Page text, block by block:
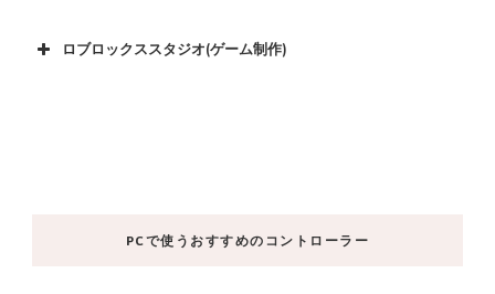
ロブロックススタジオ(ゲーム制作)
PCで使うおすすめのコントローラー